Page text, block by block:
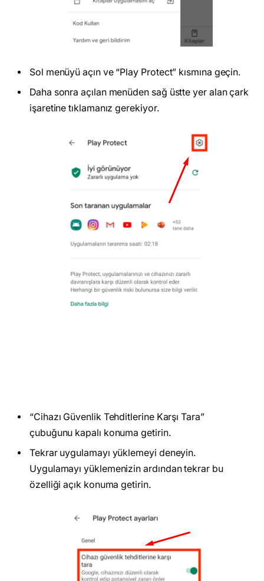
Sol menüyü açın ve “Play Protect” kısmına geçin.
Daha sonra açılan menüden sağ üstte yer alan çark
işaretine tıklamanız gerekiyor.
“Cihazı Güvenlik Tehditlerine Karşı Tara”
çubuğunu kapalı konuma getirin.
Tekrar uygulamayı yüklemeyi deneyin.
Uygulamayı yüklemenizin ardından tekrar bu
özelliği açık konuma getirin.